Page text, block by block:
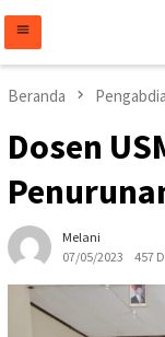
konten
Beranda
Dosen
Melani
07/05/2023
457